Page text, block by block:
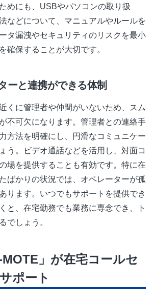
めにも、USBやパソコンの取り扱
などについて、マニュアルやルールを
タ漏洩やセキュリティのリスクを最小
確保することが大切です。
ーと連携ができる体制
くに管理者や仲間がいないため、スム
不可欠になります。管理者との連絡手
方法を明確にし、円滑なコミュニケー
う。ビデオ通話などを活用し、対面コ
場を提供することも有効です。特に在
ばかりの状況では、オペレーターが孤
ります。いつでもサポートを提供でき
と、在宅勤務でも業務に専念でき、ト
でしょう。
MOTE」が在宅コールセ
ポート